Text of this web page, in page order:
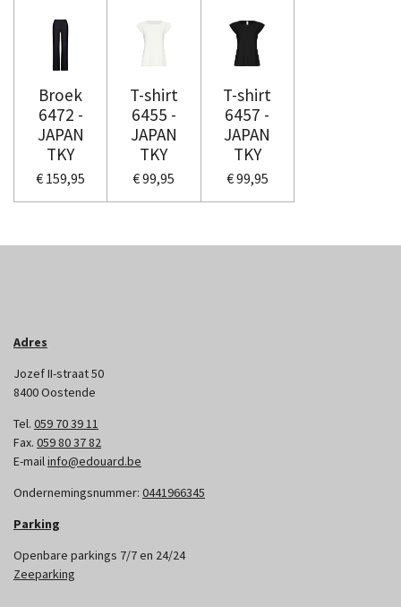
Broek
6472 -
JAPAN
TKY
€ 159,95
T-shirt
6455 -
JAPAN
TKY
€ 99,95
T-shirt
6457 -
JAPAN
TKY
€ 99,95
Adres
Jozef II-straat 50
8400 Oostende
Tel. 059 70 39 11
Fax. 059 80 37 82
E-mailinfo@edouard.be
Ondernemingsnummer: 0441966345
Parking
Openbare parkings 7/7 en 24/24
Zeeparking